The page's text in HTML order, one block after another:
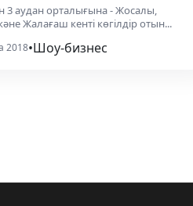
3 аудан орталығына - Жосалы,
Жалағаш кенті көгілдір отын...
2018•Шоу-бизнес